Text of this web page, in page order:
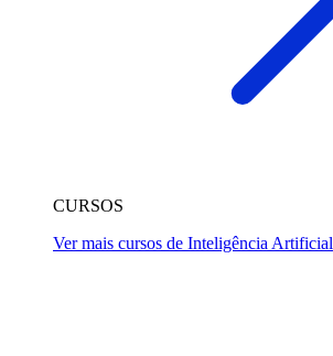
CURSOS
Ver mais cursos de Inteligência Artificial